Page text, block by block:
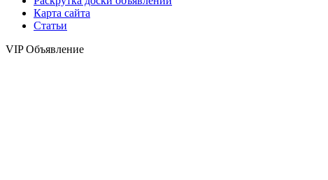
Карта сайта
Статьи
VIP Объявление